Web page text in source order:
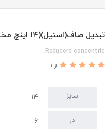
تبدیل صاف(استیل)(۱۴ اینچ مختلف)
Reducers concentric
از 1
سایز
در